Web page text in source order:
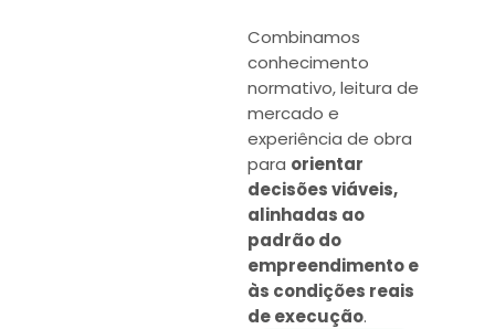
Combinamos
conhecimento
normativo, leitura de
mercado e
experiência de obra
para orientar
decisões viáveis,
alinhadas ao
padrão do
empreendimento e
às condições reais
de execução.